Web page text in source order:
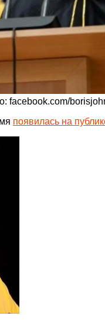
facebook.com/
появилась на